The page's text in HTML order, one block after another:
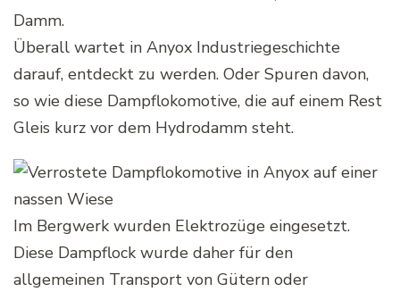
Damm.
Überall wartet in Anyox Industriegeschichte
darauf, entdeckt zu werden. Oder Spuren davon,
so wie diese Dampflokomotive, die auf einem Rest
Gleis kurz vor dem Hydrodamm steht.
Im Bergwerk wurden Elektrozüge eingesetzt.
Diese Dampflock wurde daher für den
allgemeinen Transport von Gütern oder